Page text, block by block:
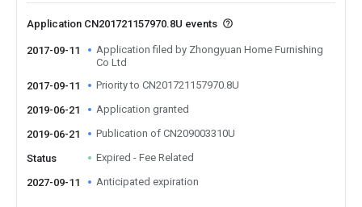
Application CN201721157970.8U events
2017-09-11
Application filed by Zhongyuan Home Furnishing
Co Ltd
2017-09-11
Priority to CN201721157970.8U
2019-06-21 Application granted
2019-06-21 Publication of CN209003310U
Status Expired - Fee Related
2027-09-11 Anticipated expiration